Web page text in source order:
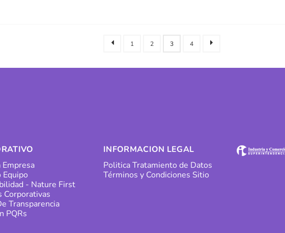
1 2 3 4
- Nature First
Corporativas
Transparencia
PQRs
INFORMACION LEGAL
Politica Tratamiento de Datos
Términos y Condiciones Sitio